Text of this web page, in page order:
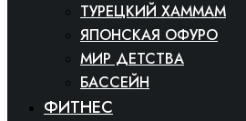
ТУРЕЦКИЙ ХАММАМ
ЯПОНСКАЯ ОФУРО
МИР ДЕТСТВА
БАССЕЙН
ФИТНЕС